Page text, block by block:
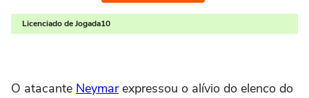
Licenciado de Jogada10
O atacante Neymarexpressou o alívio do elenco do